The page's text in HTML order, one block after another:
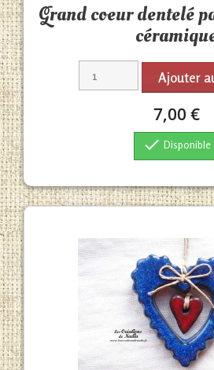
Grand coeur dentelé
Ajouter
7,00 €
 Disponible